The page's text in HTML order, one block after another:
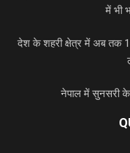
में भी
देश के शहरी क्षेत्र में अब तक
नेपाल में सुनसरी के